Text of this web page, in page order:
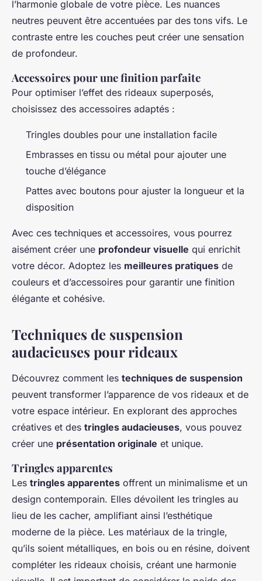
l’harmonie globale de votre pièce. Les nuances
neutres peuvent être accentuées par des tons vifs. Le
contraste entre les couches peut créer une sensation
de profondeur.
Accessoires pour une finition parfaite
Pour optimiser l’effet des rideaux superposés,
choisissez des accessoires adaptés :
Tringles doubles pour une installation facile
Embrasses en tissu ou métal pour ajouter une
touche d’élégance
Pattes avec boutons pour ajuster la longueur et la
disposition
Avec ces techniques et accessoires, vous pourrez
aisément créer une profondeur visuelle qui enrichit
votre décor. Adoptez les meilleures pratiques de
couleurs et d’accessoires pour garantir une finition
élégante et cohésive.
Techniques de suspension
audacieuses pour rideaux
Découvrez comment les techniques de suspension
peuvent transformer l’apparence de vos rideaux et de
votre espace intérieur. En explorant des approches
créatives et des tringles audacieuses, vous pouvez
créer une présentation originale et unique.
Tringles apparentes
Les tringles apparentes offrent un minimalisme et un
design contemporain. Elles dévoilent les tringles au
lieu de les cacher, amplifiant ainsi l’esthétique
moderne de la pièce. Les matériaux de la tringle,
qu’ils soient métalliques, en bois ou en résine, doivent
compléter les rideaux choisis, créant une harmonie